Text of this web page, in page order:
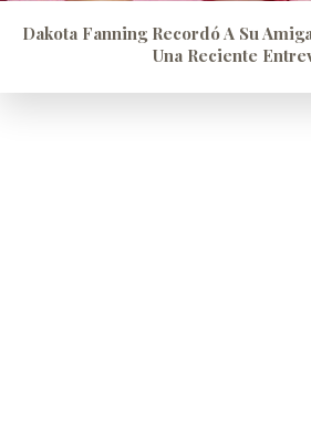
Dakota Fanning Recordó A Su
Una Reciente